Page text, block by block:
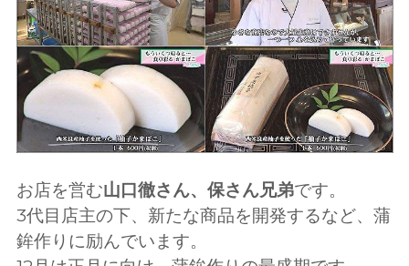
お店を営む山口徹さん、保さん兄弟です。
3代目店主の下、新たな商品を開発するなど、蒲
鉾作りに励んでいます。